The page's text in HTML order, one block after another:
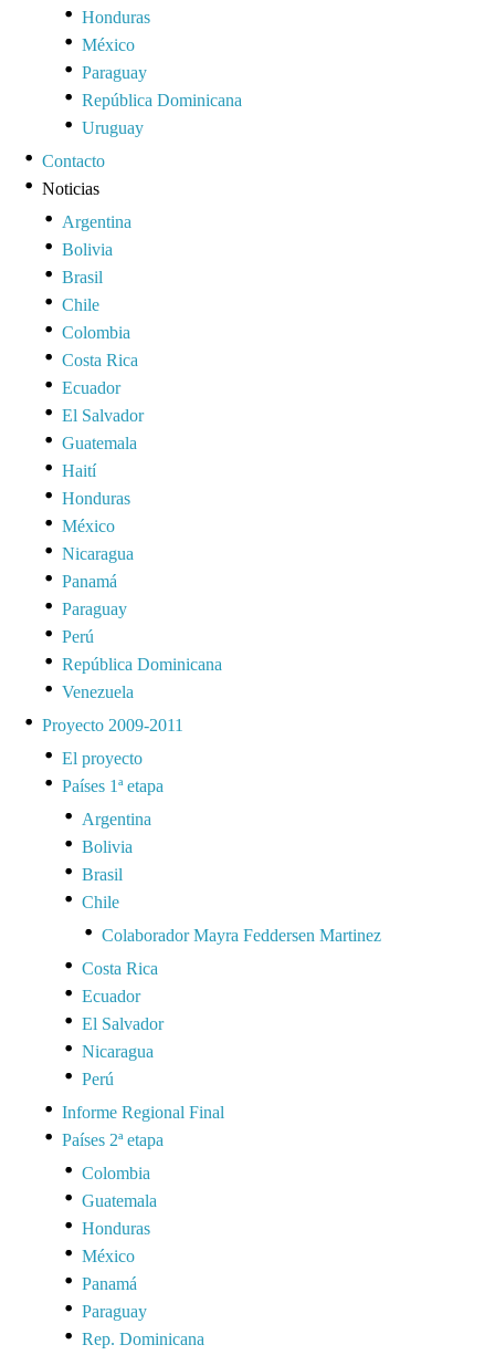
Honduras
México
Paraguay
República Dominicana
Uruguay
Contacto
Noticias
Argentina
Bolivia
Brasil
Chile
Colombia
Costa Rica
Ecuador
El Salvador
Guatemala
Haití
Honduras
México
Nicaragua
Panamá
Paraguay
Perú
República Dominicana
Venezuela
Proyecto 2009-2011
El proyecto
Países 1ª etapa
Argentina
Bolivia
Brasil
Chile
Colaborador Mayra Feddersen Martinez
Costa Rica
Ecuador
El Salvador
Nicaragua
Perú
Informe Regional Final
Países 2ª etapa
Colombia
Guatemala
Honduras
México
Panamá
Paraguay
Rep. Dominicana